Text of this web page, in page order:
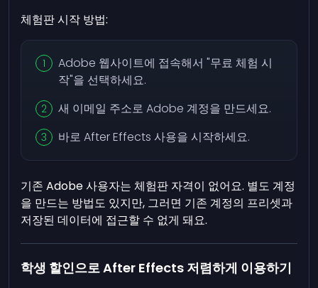
체험판 시작 방법:
Adobe 웹사이트에 접속해서 "무료 체험 시
작"을 선택하세요.
새 이메일 주소로 Adobe 계정을 만드세요.
바로 After Effects 사용을 시작하세요.
기존 Adobe 사용자는 체험판 자격이 없어요. 별도 계정
을 만드는 방법도 있지만, 그러면 기존 계정의 프리셋과
저장된 데이터에 접근할 수 없게 돼요.
학생 할인으로 After Effects 저렴하게 이용하기